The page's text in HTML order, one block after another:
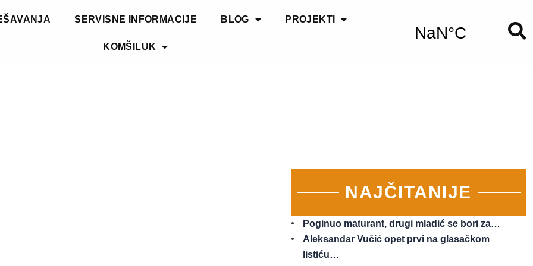
SERVISNE INFORMACIJE BLOG PROJEKTI
KOMŠILUK
NAJČITANIJE
Poginuo maturant, drugi mladić se bori za…
Aleksandar Vučić opet prvi na glasačkom
listiću…